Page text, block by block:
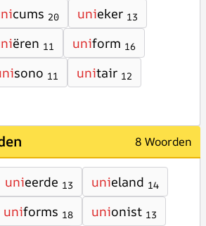
cums 20 unieker 13
ëren 11 uniform 16
sono 11 unitair 12
8 Woorden
unieerde 13 unieland 14
uniforms 18 unionist 13